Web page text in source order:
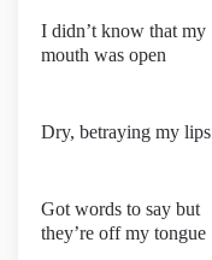
I didn’t know that my
mouth was open
Dry, betraying my lips
Got words to say but
they’re off my tongue